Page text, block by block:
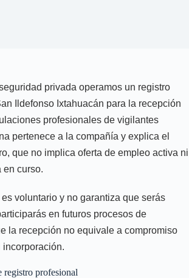
privada operamos un registro
Ildefonso Ixtahuacán para la recepción
profesionales de vigilantes
pertenece a la compañía y explica el
que no implica oferta de empleo activa ni
en curso.
voluntario y no garantiza que serás
en futuros procesos de
la recepción no equivale a compromiso
registro profesional